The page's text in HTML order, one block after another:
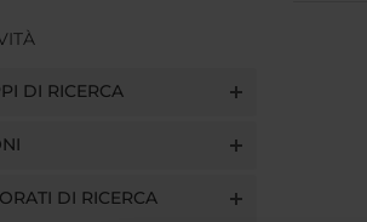
DI RICERCA
DI RICERCA